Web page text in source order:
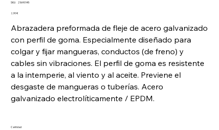
SKU:
SKU
25690145
Precio
2,90 €
Abrazadera preformada de fleje de acero galvanizado
con perfil de goma. Especialmente diseñado para
colgar y fijar mangueras, conductos (de freno) y
cables sin vibraciones. El perfil de goma es resistente
a la intemperie, al viento y al aceite. Previene el
desgaste de mangueras o tuberías. Acero
galvanizado electrolíticamente / EPDM.
Cantidad